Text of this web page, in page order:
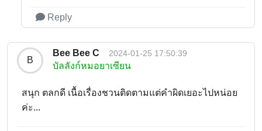
Reply
B
Bee Bee C 2024-01-25 17:50:39
บัลลังก์หมอยาเซียน
สนุก ตลกดี เนื้อเรื่องชวนติดตามแต่คำผิดเยอะไปหน่อย
ค่ะ...